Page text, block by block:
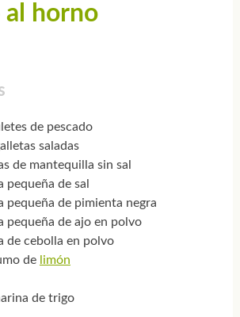
al horno
de pescado
saladas
de mantequilla sin sal
pequeña de sal
pequeña de pimienta negra
pequeña de ajo en polvo
de cebolla en polvo
de limón
de trigo